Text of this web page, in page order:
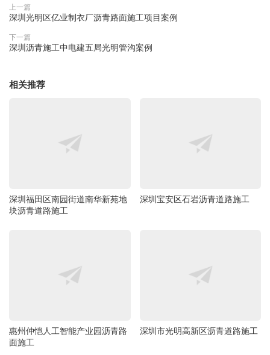
上一篇
深圳光明区亿业制衣厂沥青路面施工项目案例
下一篇
深圳沥青施工中电建五局光明管沟案例
相关推荐
深圳福田区南园街道南华新苑地
块沥青道路施工
深圳宝安区石岩沥青道路施工
惠州仲恺人工智能产业园沥青路
面施工
深圳市光明高新区沥青道路施工